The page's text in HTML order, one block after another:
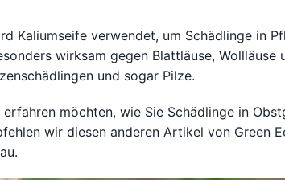
Kaliumseife verwendet, um Schädlinge in
wirksam gegen Blattläuse, Wollläuse
und sogar Pilze.
erfahren möchten, wie Sie Schädlinge in
wir diesen anderen Artikel von Green